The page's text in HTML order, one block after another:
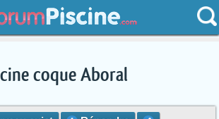
coque Aboral